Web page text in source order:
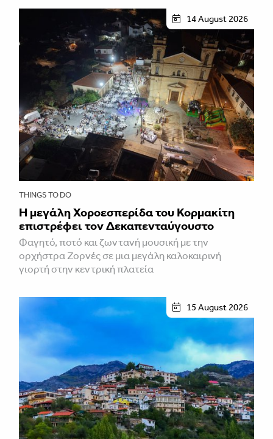
14 August 2026
THINGS TO DO
Η μεγάλη Χοροεσπερίδα του Κορμακίτη
επιστρέφει τον Δεκαπενταύγουστο
Φαγητό, ποτό και ζωντανή μουσική με την
ορχήστρα Ζορνές σε μια μεγάλη καλοκαιρινή
γιορτή στην κεντρική πλατεία
15 August 2026